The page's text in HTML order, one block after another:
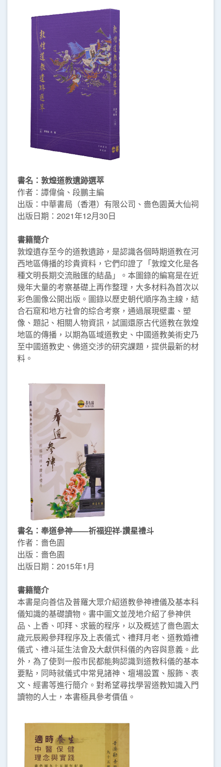
書名：敦煌道教遺跡選萃
作者：譚偉倫、段鵬主編
出版：中華書局（香港）有限公司、嗇色園黃大仙祠
出版日期：2021年12月30日
書籍簡介
敦煌遺存至今的道教遺跡，是認識各個時期道教在河
西地區傳播的珍貴資料，它們印證了「敦煌文化是各
種文明長期交流融匯的結晶」。本圖錄的編寫是在近
幾年大量的考察基礎上再作整理，大多材料為首次以
彩色圖像公開出版。圖錄以歷史朝代順序為主線，結
合石窟和地方社會的綜合考察，通過展現壁畫、塑
像、題記、相關人物資訊，試圖還原古代道教在敦煌
地區的傳播，以期為區域道教史、中國道教美術史乃
至中國道教史、佛道交涉的研究課題，提供最新的材
料。
書名：奉道參神——祈福迎祥‧讚星禮斗
作者：嗇色園
出版：嗇色園
出版日期：2015年1月
書籍簡介
本書是向善信及普羅大眾介紹道教參神禮儀及基本科
儀知識的基礎讀物。書中圖文並茂地介紹了參神供
品、上香、叩拜、求籤的程序，以及概述了嗇色園太
歲元辰殿參拜程序及上表儀式、禮拜月老、道教婚禮
儀式、禮斗延生法會及大獻供科儀的內容與意義。此
外，為了使到一般市民都能夠認識到道教科儀的基本
要點，同時就儀式中常見諸神、壇場設置、服飾、表
文、經書等進行簡介。對希望尋找學習道教知識入門
讀物的人士，本書極具參考價值。